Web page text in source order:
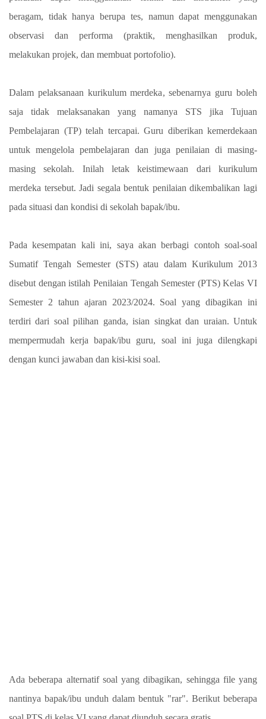
beragam, tidak hanya berupa tes, namun dapat menggunakan
observasi dan performa (praktik, menghasilkan produk,
melakukan projek, dan membuat portofolio).
Dalam pelaksanaan kurikulum merdeka, sebenarnya guru boleh
saja tidak melaksanakan yang namanya STS jika Tujuan
Pembelajaran (TP) telah tercapai. Guru diberikan kemerdekaan
untuk mengelola pembelajaran dan juga penilaian di masing-
masing sekolah. Inilah letak keistimewaan dari kurikulum
merdeka tersebut. Jadi segala bentuk penilaian dikembalikan lagi
pada situasi dan kondisi di sekolah bapak/ibu.
Pada kesempatan kali ini, saya akan berbagi contoh soal-soal
Sumatif Tengah Semester (STS) atau dalam Kurikulum 2013
disebut dengan istilah Penilaian Tengah Semester (PTS) Kelas VI
Semester 2 tahun ajaran 2023/2024. Soal yang dibagikan ini
terdiri dari soal pilihan ganda, isian singkat dan uraian. Untuk
mempermudah kerja bapak/ibu guru, soal ini juga dilengkapi
dengan kunci jawaban dan kisi-kisi soal.
Ada beberapa alternatif soal yang dibagikan, sehingga file yang
nantinya bapak/ibu unduh dalam bentuk "rar". Berikut beberapa